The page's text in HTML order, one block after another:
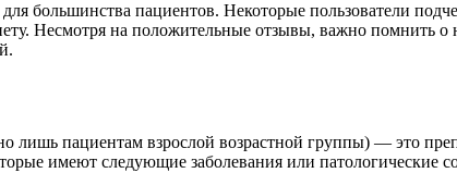
большинства пациентов. Некоторые пользователи
Несмотря на положительные отзывы, важно помнить о
лишь пациентам взрослой возрастной группы) — это
имеют следующие заболевания или патологические